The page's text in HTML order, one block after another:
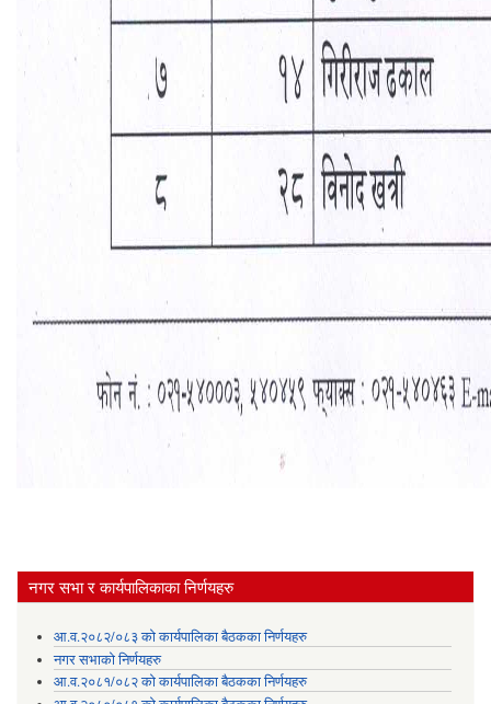
नगर सभा र कार्यपालिकाका निर्णयहरु
आ.व.२०८२/०८३ को कार्यपालिका बैठकका निर्णयहरु
नगर सभाको निर्णयहरु
आ.व.२०८१/०८२ को कार्यपालिका बैठकका निर्णयहरु